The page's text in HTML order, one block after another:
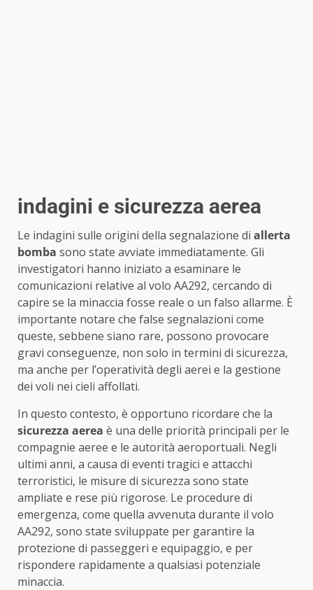
indagini e sicurezza aerea
Le indagini sulle origini della segnalazione di allerta
bomba sono state avviate immediatamente. Gli
investigatori hanno iniziato a esaminare le
comunicazioni relative al volo AA292, cercando di
capire se la minaccia fosse reale o un falso allarme. È
importante notare che false segnalazioni come
queste, sebbene siano rare, possono provocare
gravi conseguenze, non solo in termini di sicurezza,
ma anche per l’operatività degli aerei e la gestione
dei voli nei cieli affollati.
In questo contesto, è opportuno ricordare che la
sicurezza aerea è una delle priorità principali per le
compagnie aeree e le autorità aeroportuali. Negli
ultimi anni, a causa di eventi tragici e attacchi
terroristici, le misure di sicurezza sono state
ampliate e rese più rigorose. Le procedure di
emergenza, come quella avvenuta durante il volo
AA292, sono state sviluppate per garantire la
protezione di passeggeri e equipaggio, e per
rispondere rapidamente a qualsiasi potenziale
minaccia.